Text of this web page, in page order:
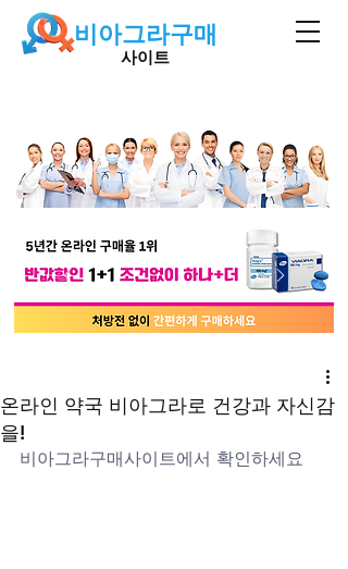
비아그라구매
사이트
온라인 약국 비아그라로 건강과 자신감
을!
비아그라구매사이트에서 확인하세요